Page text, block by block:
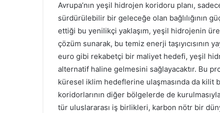
Avrupa’nın yeşil hidrojen koridoru planı,
sürdürülebilir bir geleceğe olan bağlılığının
ettiği bu yenilikçi yaklaşım, yeşil hidrojenin
çözüm sunarak, bu temiz enerji taşıyıcısının
euro gibi rekabetçi bir maliyet hedefi, yeşil
alternatif haline gelmesini sağlayacaktır. Bu
küresel iklim hedeflerine ulaşmasında da kilit
koridorlarının diğer bölgelerde de
tür uluslararası iş birlikleri, karbon nötr bir